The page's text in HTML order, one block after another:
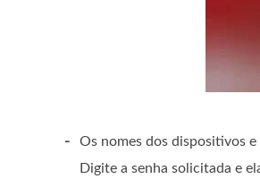
-
Os nomes dos dispositivos
Digite a senha solicitada e